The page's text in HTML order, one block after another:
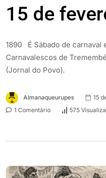
15 de
1890 É Sábado de carnaval
Carnavalescos de
(Jornal do Povo).
Almanaqueurupes
15
1 Comentário
575